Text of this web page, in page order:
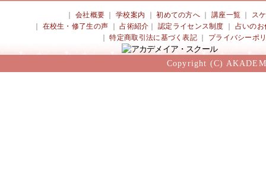
会社概要 ｜学校案内 ｜初めての方へ 講座一覧
ス
在校生・修了生の声 ｜占術紹介 ｜認定ライセンス制度
占いのお
｜特定商取引法に基づく表記 プライバシーポ
Copyright (C)